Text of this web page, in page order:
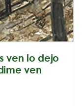
ven lo dejo
ven